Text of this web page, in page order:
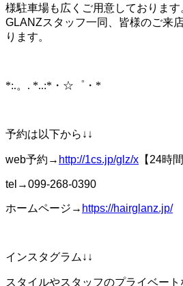
様駐車場も広くご用意しております
GLANZスタッフ一同、皆様のご来
ります。
*:.。. *..:*・☆゜・*
予約は以下から↓↓
web予約→ http://1cs.jp/glz/x 【24時
tel→099-268-0390
ホームページ→ https://hairglanz.jp/
インスタグラム↓↓
スタイルやスタッフのプライベート